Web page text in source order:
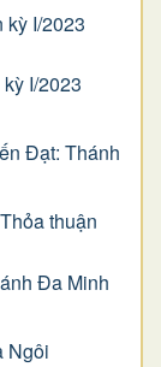
kỳ I/2023
I/2023
Đạt: Thánh
thuận
Đa Minh
Ngôi